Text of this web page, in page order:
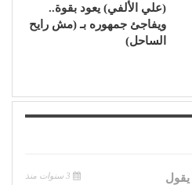
(علي الألفي) يعود بقوة..
ويفاجئ جمهوره بـ (مش رايح
الساحل)
يقول